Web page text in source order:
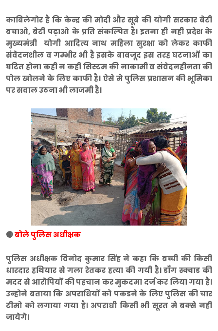
काबिलेगोर है कि केन्द्र की मोदी और सूबे की योगी सरकार बेटी
बचाओ, बेटी पढ़ाओ के प्रति संकल्पित है। इतना ही नही प्रदेश के
मुख्यमंत्री योगी आदित्य नाथ महिला सुरक्षा को लेकर काफी
संवेदनशील व गम्भीर भी है इसके बावजूद इस तरह घटनाओं का
घटित होना कही न कही सिस्टम की नाकामी व संवेदनहीनता की
पोल खोलने के लिए काफी है। ऐसे मे पुलिस प्रशासन की भूमिका
पर सवाल उठना भी लाजमी है।
🔴बोले पुलिस अधीक्षक
पुलिस अधीक्षक विनोद कुमार सिंह ने कहा कि बच्ची की किसी
धारदार हथियार से गला रेतकर हत्या की गयी है। डाँग स्क्वाड की
मदद से आरोपियों की पहचान कर मुकदमा दर्ज कर लिया गया है।
उन्होने बताया कि अपराधियों को पकडने के लिए पुलिस की चार
टीमो को लगाया गया है। अपराधी किसी भी सूरत मे बक्से नही
जायेगे।